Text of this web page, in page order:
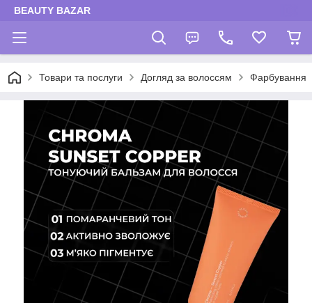
BEAUTY BAZAR
Товари та послуги Догляд за волоссям Фарбування